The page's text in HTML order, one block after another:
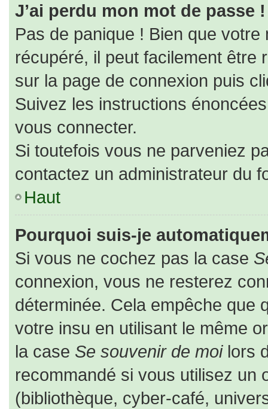
J’ai perdu mon mot de passe !
Pas de panique ! Bien que
récupéré, il peut facilement être
sur la page de connexion puis
Suivez les instructions
vous connecter.
Si toutefois vous ne parveniez
contactez un administrateur du
Haut
Pourquoi suis-je
Si vous ne cochez pas la case
connexion, vous ne resterez
déterminée. Cela empêche que
votre insu en utilisant le même
la case Se souvenir de moilors
recommandé si vous utilisez un
(bibliothèque, cyber-café,